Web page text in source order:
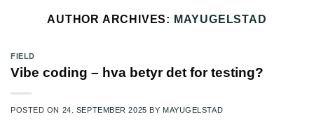
AUTHOR ARCHIVES: MAYUGELSTAD
FIELD
Vibe coding – hva betyr det for testing?
POSTED ON 24. SEPTEMBER 2025 BY MAYUGELSTAD